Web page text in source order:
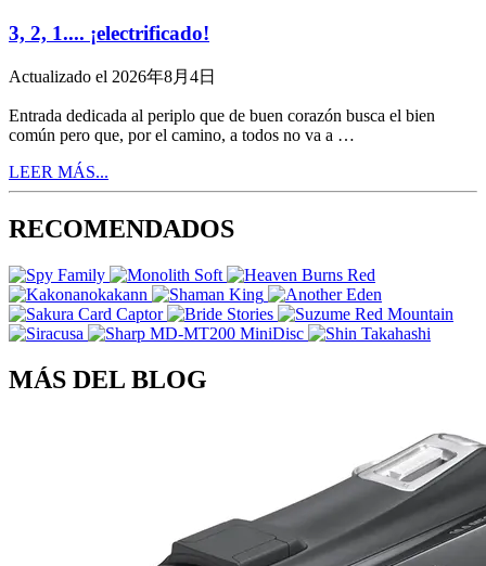
3, 2, 1.... ¡electrificado!
Actualizado el 2026年8月4日
Entrada dedicada al periplo que de buen corazón busca el bien
común pero que, por el camino, a todos no va a …
LEER MÁS...
RECOMENDADOS
MÁS DEL BLOG